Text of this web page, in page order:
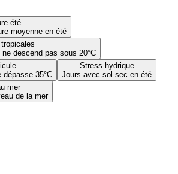
été
moyenne en été
descend pas sous 20°C
dépasse 35°C
Stress hydrique
Jours avec sol sec en été
mer
de la mer